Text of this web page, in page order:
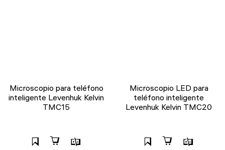
Microscopio para teléfono
inteligente Levenhuk Kelvin
TMC15
Microscopio LED para
teléfono inteligente
Levenhuk Kelvin TMC20